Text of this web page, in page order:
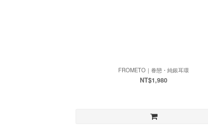
FROMETO｜眷戀・純銀耳環
NT$1,980